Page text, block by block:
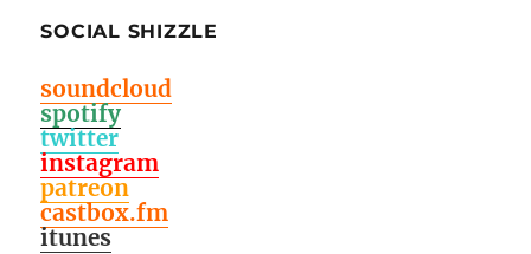
SOCIAL SHIZZLE
soundcloud
spotify
twitter
instagram
patreon
castbox.fm
itunes